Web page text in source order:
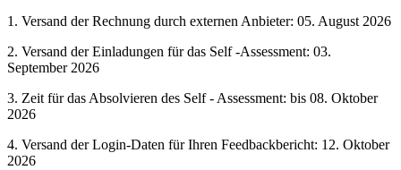
1. Versand der Rechnung durch externen Anbieter: 05. August 2026
2. Versand der Einladungen für das Self -Assessment: 03.
September 2026
3. Zeit für das Absolvieren des Self - Assessment: bis 08. Oktober
2026
4. Versand der Login-Daten für Ihren Feedbackbericht: 12. Oktober
2026